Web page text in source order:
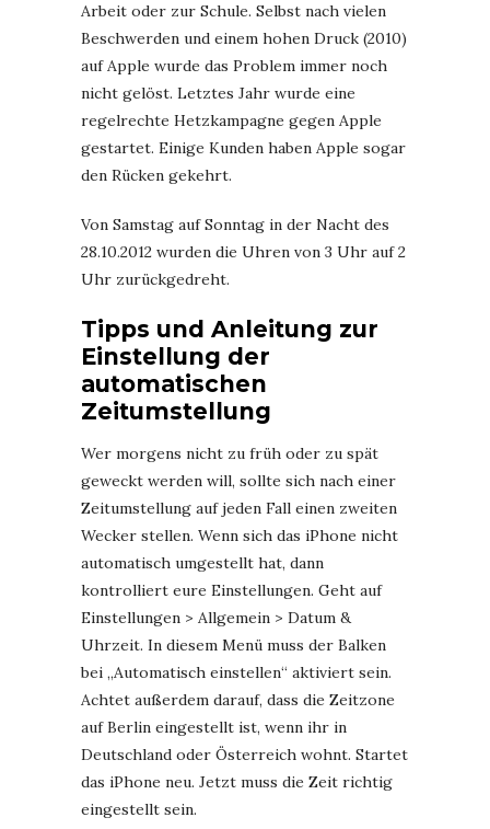
Arbeit oder zur Schule. Selbst nach vielen
Beschwerden und einem hohen Druck (2010)
auf Apple wurde das Problem immer noch
nicht gelöst. Letztes Jahr wurde eine
regelrechte Hetzkampagne gegen Apple
gestartet. Einige Kunden haben Apple sogar
den Rücken gekehrt.
Von Samstag auf Sonntag in der Nacht des
28.10.2012 wurden die Uhren von 3 Uhr auf 2
Uhr zurückgedreht.
Tipps und Anleitung zur
Einstellung der
automatischen
Zeitumstellung
Wer morgens nicht zu früh oder zu spät
geweckt werden will, sollte sich nach einer
Zeitumstellung auf jeden Fall einen zweiten
Wecker stellen. Wenn sich das iPhone nicht
automatisch umgestellt hat, dann
kontrolliert eure Einstellungen. Geht auf
Einstellungen > Allgemein > Datum &
Uhrzeit. In diesem Menü muss der Balken
bei „Automatisch einstellen“ aktiviert sein.
Achtet außerdem darauf, dass die Zeitzone
auf Berlin eingestellt ist, wenn ihr in
Deutschland oder Österreich wohnt. Startet
das iPhone neu. Jetzt muss die Zeit richtig
eingestellt sein.